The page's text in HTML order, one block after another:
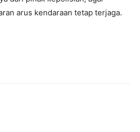
arus kendaraan tetap terjaga.